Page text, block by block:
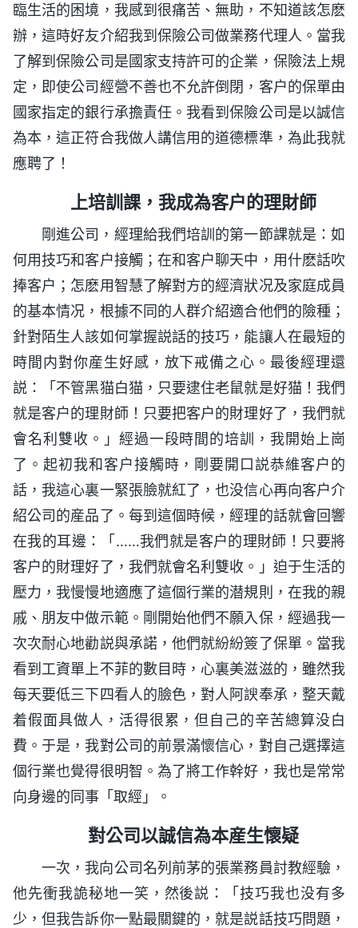
臨生活的困境，我感到很痛苦、無助，不知道該怎麽
辦，這時好友介紹我到保險公司做業務代理人。當我
了解到保險公司是國家支持許可的企業，保險法上規
定，即使公司經營不善也不允許倒閉，客户的保單由
國家指定的銀行承擔責任。我看到保險公司是以誠信
為本，這正符合我做人講信用的道德標準，為此我就
應聘了！
上培訓課，我成為客户的理財師
剛進公司，經理給我們培訓的第一節課就是：如
何用技巧和客户接觸；在和客户聊天中，用什麽話吹
捧客户；怎麽用智慧了解對方的經濟狀况及家庭成員
的基本情况，根據不同的人群介紹適合他們的險種；
針對陌生人該如何掌握説話的技巧，能讓人在最短的
時間内對你産生好感，放下戒備之心。最後經理還
説：「不管黑猫白猫，只要逮住老鼠就是好猫！我們
就是客户的理財師！只要把客户的財理好了，我們就
會名利雙收。」經過一段時間的培訓，我開始上崗
了。起初我和客户接觸時，剛要開口説恭維客户的
話，我這心裏一緊張臉就紅了，也没信心再向客户介
紹公司的産品了。每到這個時候，經理的話就會回響
在我的耳邊：「……我們就是客户的理財師！只要將
客户的財理好了，我們就會名利雙收。」迫于生活的
壓力，我慢慢地適應了這個行業的潜規則，在我的親
戚、朋友中做示範。剛開始他們不願入保，經過我一
次次耐心地勸説與承諾，他們就紛紛簽了保單。當我
看到工資單上不菲的數目時，心裏美滋滋的，雖然我
每天要低三下四看人的臉色，對人阿諛奉承，整天戴
着假面具做人，活得很累，但自己的辛苦總算没白
費。于是，我對公司的前景滿懷信心，對自己選擇這
個行業也覺得很明智。為了將工作幹好，我也是常常
向身邊的同事「取經」。
對公司以誠信為本産生懷疑
一次，我向公司名列前茅的張業務員討教經驗，
他先衝我詭秘地一笑，然後説：「技巧我也没有多
少，但我告訴你一點最關鍵的，就是説話技巧問題，